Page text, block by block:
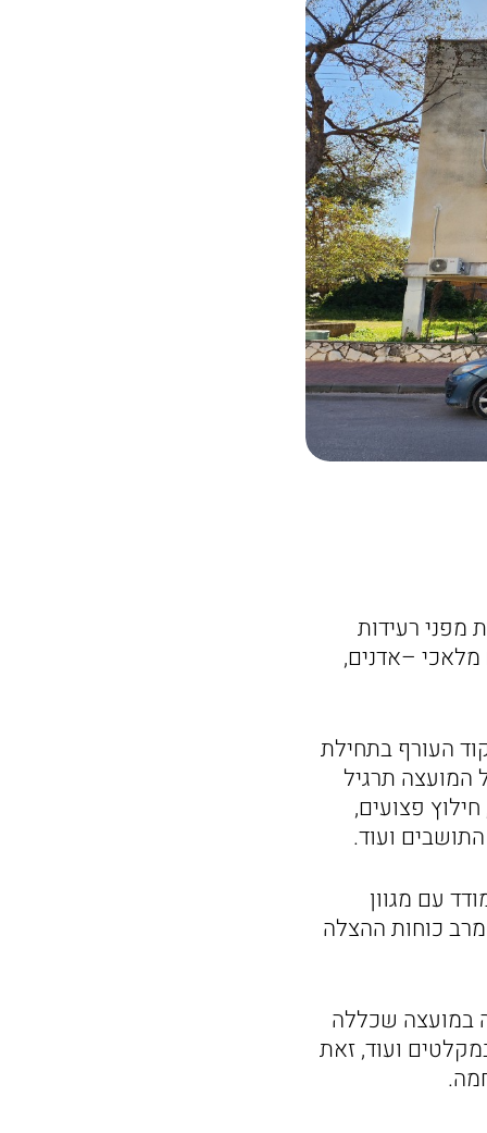
מפני רעידות
מלאכי –אדנים,
העורף בתחילת
המועצה תרגיל
פצועים,
ועוד.
עם מגוון
כוחות ההצלה
במועצה שכללה
ועוד, זאת